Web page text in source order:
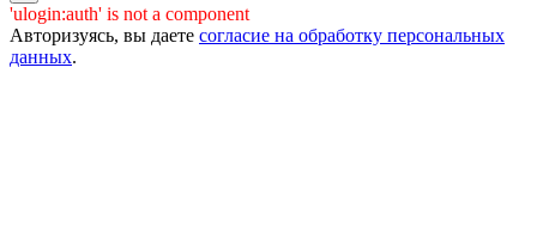
'ulogin:auth' is not a component
Авторизуясь, вы даете согласие на обработку персональных
данных.